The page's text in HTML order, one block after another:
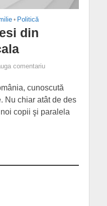
• Politică
din
comentariu
cunoscută
Nu chiar atât de des
copii şi paralela